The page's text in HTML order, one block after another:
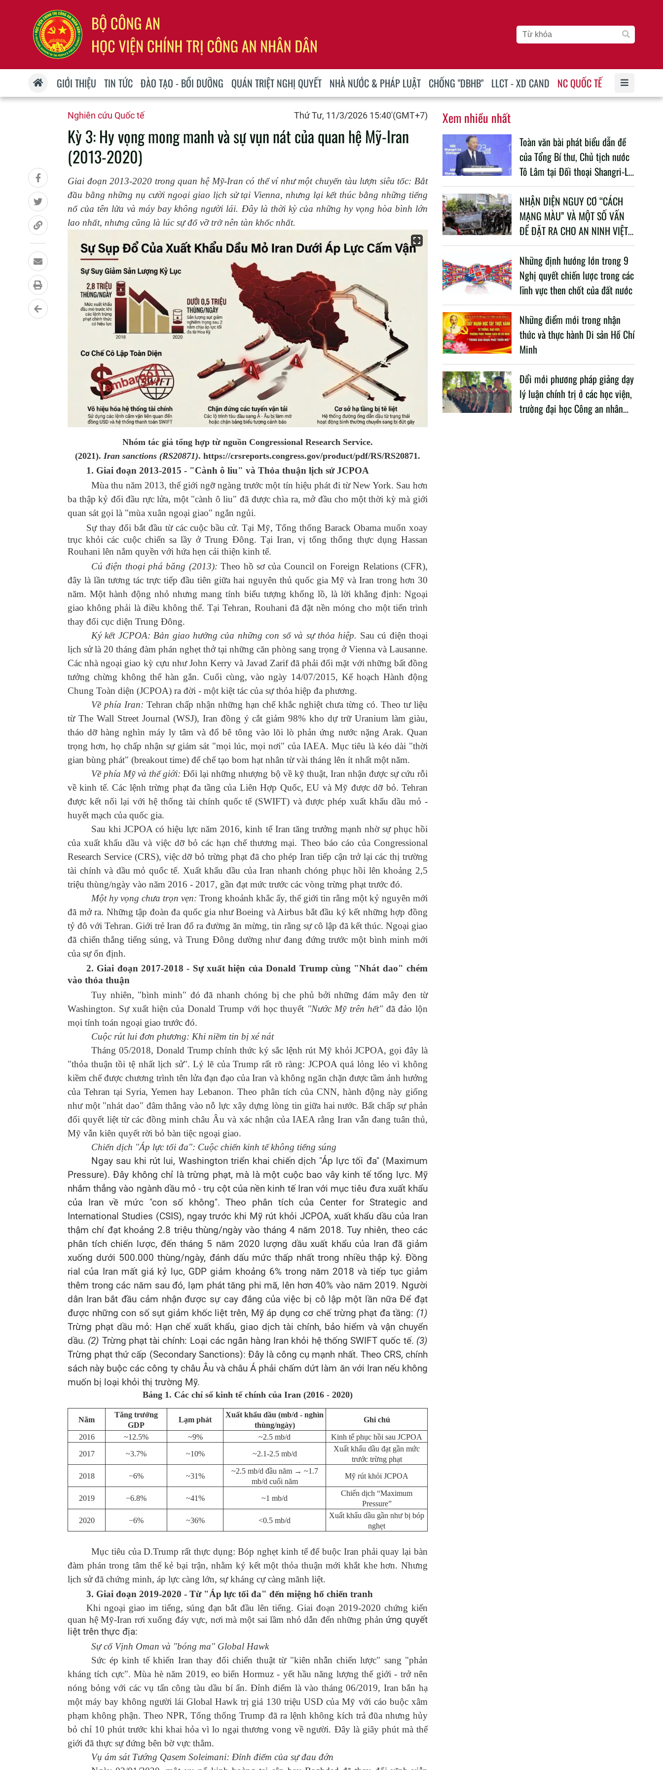
GIỚI THIỆU TIN TỨC ĐÀO TẠO - BỒI DƯỠNG QUÁN TRIỆT NGHỊ QUYẾT NHÀ NƯỚC & PHÁP LUẬT CHỐNG "DBHB" LLCT - XD CAND NC QUỐC TẾ
Nghiên cứu Quốc tế Thứ Tư, 11/3/2026 15:40'(GMT+7)
Kỳ 3: Hy vọng mong manh và sự vụn nát của quan hệ Mỹ-Iran
(2013-2020)
Giai đoạn 2013-2020 trong quan hệ Mỹ-Iran có thể ví như một chuyến tàu lượn siêu tốc: Bắt
đầu bằng những nụ cười ngoại giao lịch sử tại Vienna, nhưng lại kết thúc bằng những tiếng
nổ của tên lửa và máy bay không người lái. Đây là thời kỳ của những hy vọng hòa bình lớn
lao nhất, nhưng cũng là lúc sự đổ vỡ trở nên tàn khốc nhất.
Nhóm tác giả tổng hợp từ nguồn Congressional Research Service.
(2021). Iran sanctions (RS20871). https://crsreports.congress.gov/product/pdf/RS/RS20871.
1. Giai đoạn 2013-2015 -"Cành ô liu" và Thỏa thuận lịch sử JCPOA
Mùa thu năm 2013, thế giới ngỡ ngàng trước một tín hiệu phát đi từ New York. Sau hơn
ba thập kỷ đối đầu rực lửa, một "cành ô liu" đã được chìa ra, mở đầu cho một thời kỳ mà giới
quan sát gọi là "mùa xuân ngoại giao" ngắn ngủi.
Sự thay đổi bắt đầu từ các cuộc bầu cử. Tại Mỹ, Tổng thống Barack Obama muốn xoay
trục khỏi các cuộc chiến sa lầy ở Trung Đông. Tại Iran, vị tổng thống thực dụng Hassan
Rouhani lên nắm quyền với hứa hẹn cải thiện kinh tế.
Cú điện thoại phá băng (2013): Theo hồ sơ của Council on Foreign Relations (CFR),
đây là lần tương tác trực tiếp đầu tiên giữa hai nguyên thủ quốc gia Mỹ và Iran trong hơn 30
năm. Một hành động nhỏ nhưng mang tính biểu tượng khổng lồ, là lời khẳng định: Ngoại
giao không phải là điều không thể. Tại Tehran, Rouhani đã đặt nền móng cho một tiến trình
thay đổi cục diện Trung Đông.
Ký kết JCPOA: Bản giao hưởng của những con số và sự thỏa hiệp. Sau cú điện thoại
lịch sử là 20 tháng đàm phán nghẹt thở tại những căn phòng sang trọng ở Vienna và Lausanne.
Các nhà ngoại giao kỳ cựu như John Kerry và Javad Zarif đã phải đối mặt với những bất đồng
tưởng chừng không thể hàn gắn. Cuối cùng, vào ngày 14/07/2015, Kế hoạch Hành động
Chung Toàn diện (JCPOA) ra đời - một kiệt tác của sự thỏa hiệp đa phương.
Về phía Iran: Tehran chấp nhận những hạn chế khắc nghiệt chưa từng có. Theo tư liệu
từ The Wall Street Journal (WSJ), Iran đồng ý cắt giảm 98% kho dự trữ Uranium làm giàu,
tháo dỡ hàng nghìn máy ly tâm và đổ bê tông vào lõi lò phản ứng nước nặng Arak. Quan
trọng hơn, họ chấp nhận sự giám sát "mọi lúc, mọi nơi" của IAEA. Mục tiêu là kéo dài "thời
gian bùng phát" (breakout time) để chế tạo bom hạt nhân từ vài tháng lên ít nhất một năm.
Về phía Mỹ và thế giới: Đổi lại những nhượng bộ về kỹ thuật, Iran nhận được sự cứu rỗi
về kinh tế. Các lệnh trừng phạt đa tầng của Liên Hợp Quốc, EU và Mỹ được dỡ bỏ. Tehran
được kết nối lại với hệ thống tài chính quốc tế (SWIFT) và được phép xuất khẩu dầu mỏ -
huyết mạch của quốc gia.
Sau khi JCPOA có hiệu lực năm 2016, kinh tế Iran tăng trưởng mạnh nhờ sự phục hồi
của xuất khẩu dầu và việc dỡ bỏ các hạn chế thương mại. Theo báo cáo của Congressional
Research Service (CRS), việc dỡ bỏ trừng phạt đã cho phép Iran tiếp cận trở lại các thị trường
tài chính và dầu mỏ quốc tế. Xuất khẩu dầu của Iran nhanh chóng phục hồi lên khoảng 2,5
triệu thùng/ngày vào năm 2016 - 2017, gần đạt mức trước các vòng trừng phạt trước đó.
Một hy vọng chưa trọn vẹn: Trong khoảnh khắc ấy, thế giới tin rằng một kỷ nguyên mới
đã mở ra. Những tập đoàn đa quốc gia như Boeing và Airbus bắt đầu ký kết những hợp đồng
tỷ đô với Tehran. Giới trẻ Iran đổ ra đường ăn mừng, tin rằng sự cô lập đã kết thúc. Ngoại giao
đã chiến thắng tiếng súng, và Trung Đông dường như đang đứng trước một bình minh mới
của sự ổn định.
2. Giai đoạn 2017-2018 - Sự xuất hiện của Donald Trump cùng "Nhát dao" chém
vào thỏa thuận
Tuy nhiên, "bình minh" đó đã nhanh chóng bị che phủ bởi những đám mây đen từ
Washington. Sự xuất hiện của Donald Trump với học thuyết "Nước Mỹ trên hết" đã đảo lộn
mọi tính toán ngoại giao trước đó.
Cuộc rút lui đơn phương: Khi niềm tin bị xé nát
Tháng 05/2018, Donald Trump chính thức ký sắc lệnh rút Mỹ khỏi JCPOA, gọi đây là
"thỏa thuận tồi tệ nhất lịch sử". Lý lẽ của Trump rất rõ ràng: JCPOA quá lỏng lẻo vì không
kiềm chế được chương trình tên lửa đạn đạo của Iran và không ngăn chặn được tầm ảnh hưởng
của Tehran tại Syria, Yemen hay Lebanon. Theo phân tích của CNN, hành động này giống
như một "nhát dao" đâm thẳng vào nỗ lực xây dựng lòng tin giữa hai nước. Bất chấp sự phản
đối quyết liệt từ các đồng minh châu Âu và xác nhận của IAEA rằng Iran vẫn đang tuân thủ,
Mỹ vẫn kiên quyết rời bỏ bàn tiệc ngoại giao.
Chiến dịch "Áp lực tối đa": Cuộc chiến kinh tế không tiếng súng
Ngay sau khi rút lui, Washington triển khai chiến dịch "Áp lực tối đa" (Maximum
Pressure). Đây không chỉ là trừng phạt, mà là một cuộc bao vây kinh tế tổng lực. Mỹ
nhắm thẳng vào ngành dầu mỏ - trụ cột của nền kinh tế Iran với mục tiêu đưa xuất khẩu
của Iran về mức "con số không". Theo phân tích của Center for Strategic and
International Studies (CSIS), ngay trước khi Mỹ rút khỏi JCPOA, xuất khẩu dầu của Iran
thậm chí đạt khoảng 2.8 triệu thùng/ngày vào tháng 4 năm 2018. Tuy nhiên, theo các
phân tích chiến lược, đến tháng 5 năm 2020 lượng dầu xuất khẩu của Iran đã giảm
xuống dưới 500.000 thùng/ngày, đánh dấu mức thấp nhất trong nhiều thập kỷ. Đồng
rial của Iran mất giá kỷ lục, GDP giảm khoảng 6% trong năm 2018 và tiếp tục giảm
thêm trong các năm sau đó, lạm phát tăng phi mã, lên hơn 40% vào năm 2019. Người
dân Iran bắt đầu cảm nhận được sự cay đắng của việc bị cô lập một lần nữa Để đạt
được những con số sụt giảm khốc liệt trên, Mỹ áp dụng cơ chế trừng phạt đa tầng: (1)
Trừng phạt dầu mỏ: Hạn chế xuất khẩu, giao dịch tài chính, bảo hiểm và vận chuyển
dầu. (2) Trừng phạt tài chính: Loại các ngân hàng Iran khỏi hệ thống SWIFT quốc tế. (3)
Trừng phạt thứ cấp (Secondary Sanctions): Đây là công cụ mạnh nhất. Theo CRS, chính
sách này buộc các công ty châu Âu và châu Á phải chấm dứt làm ăn với Iran nếu không
muốn bị loại khỏi thị trường Mỹ.
Bảng 1. Các chỉ số kinh tế chính của Iran (2016 - 2020)
Năm
Tăng trưởng
GDP
Lạm phát
Xuất khẩu dầu (mb/d - nghìn
thùng/ngày)
Ghi chú
2016 ~12.5% ~9% ~2.5 mb/d
Kinh tế phục hồi sau JCPOA
2017
~3.7% ~10% ~2.1-2.5 mb/d
Xuất khẩu dầu đạt gần mức
trước trừng phạt
2018
−6% ~31%
~2.5 mb/d đầu năm → ~1.7
mb/d cuối năm
Mỹ rút khỏi JCPOA
2019 −6.8% ~41% ~1 mb/d
Chiến dịch “Maximum
Pressure”
2020
−6% ~36% <0.5 mb/d
Xuất khẩu dầu gần như bị bóp
nghẹt
Mục tiêu của D.Trump rất thực dụng: Bóp nghẹt kinh tế để buộc Iran phải quay lại bàn
đàm phán trong tâm thế kẻ bại trận, nhằm ký kết một thỏa thuận mới khắt khe hơn. Nhưng
lịch sử đã chứng minh, áp lực càng lớn, sự kháng cự càng mãnh liệt.
3. Giai đoạn 2019-2020 -Từ "Áp lực tối đa" đến miệng hố chiến tranh
Khi ngoại giao im tiếng, súng đạn bắt đầu lên tiếng. Giai đoạn 2019-2020 chứng kiến
quan hệ Mỹ-Iran rơi xuống đáy vực, nơi mà một sai lầm nhỏ dẫn đến những phản ứng quyết
liệt trên thực địa:
Sự cố Vịnh Oman và "bóng ma" Global Hawk
Sức ép kinh tế khiến Iran thay đổi chiến thuật từ "kiên nhẫn chiến lược" sang "phản
kháng tích cực". Mùa hè năm 2019, eo biển Hormuz - yết hầu năng lượng thế giới - trở nên
nóng bỏng với các vụ tấn công tàu dầu bí ẩn. Đỉnh điểm là vào tháng 06/2019, Iran bắn hạ
một máy bay không người lái Global Hawk trị giá 130 triệu USD của Mỹ với cáo buộc xâm
phạm không phận. Theo NPR, Tổng thống Trump đã ra lệnh không kích trả đũa nhưng hủy
bỏ chỉ 10 phút trước khi khai hỏa vì lo ngại thương vong về người. Đây là giây phút mà thế
giới đã thực sự đứng bên bờ vực thẳm.
Vụ ám sát Tướng Qasem Soleimani: Đỉnh điểm của sự đau đớn
Xem nhiều nhất
Toàn văn bài phát biểu dẫn đề
của Tổng Bí thư, Chủ tịch nước
Tô Lâm tại Đối thoại Shangri-La
lần thứ 23
NHẬN DIỆN NGUY CƠ “CÁCH
MẠNG MÀU” VÀ MỘT SỐ VẤN
ĐỀ ĐẶT RA CHO AN NINH VIỆT
NAM TRONG BỐI CẢNH HIỆN
NAY
Những định hướng lớn trong 9
Nghị quyết chiến lược trong các
lĩnh vực then chốt của đất nước
Những điểm mới trong nhận
thức và thực hành Di sản Hồ Chí
Minh
Đổi mới phương pháp giảng dạy
lý luận chính trị ở các học viện,
trường đại học Công an nhân